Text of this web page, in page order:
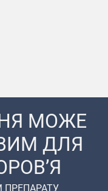
МОЖЕ
ДЛЯ
ПРЕПАРАТУ